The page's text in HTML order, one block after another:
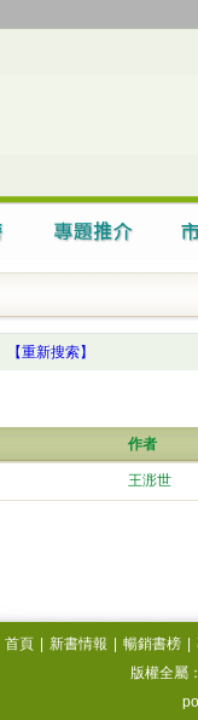
【重新搜索】
作者
王浵世
首頁 新書情報 暢銷書榜
版權全屬